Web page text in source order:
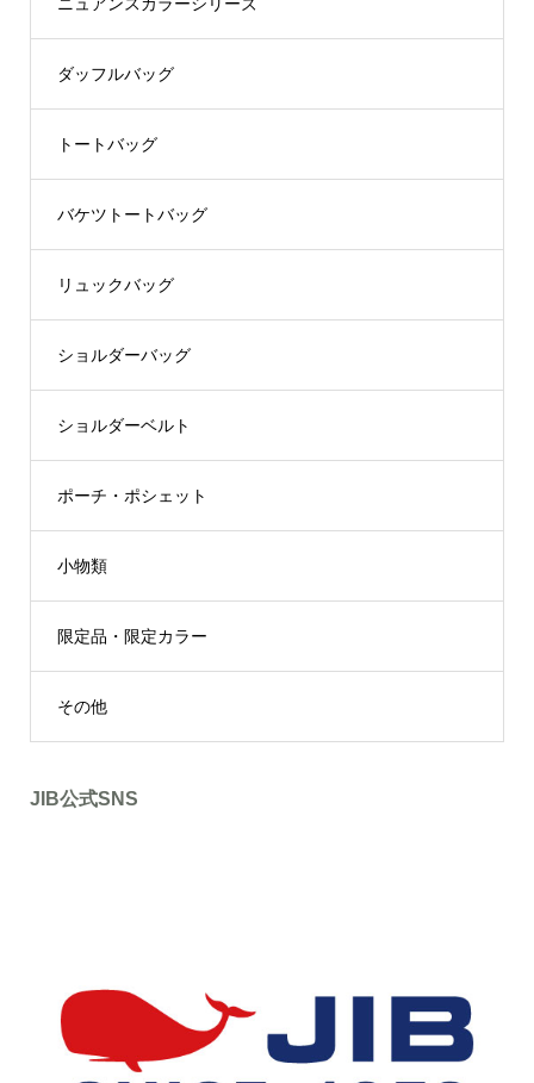
ダッフルバッグ
トートバッグ
バケツトートバッグ
リュックバッグ
ショルダーバッグ
ショルダーベルト
ポーチ・ポシェット
小物類
限定品・限定カラー
その他
JIB公式SNS